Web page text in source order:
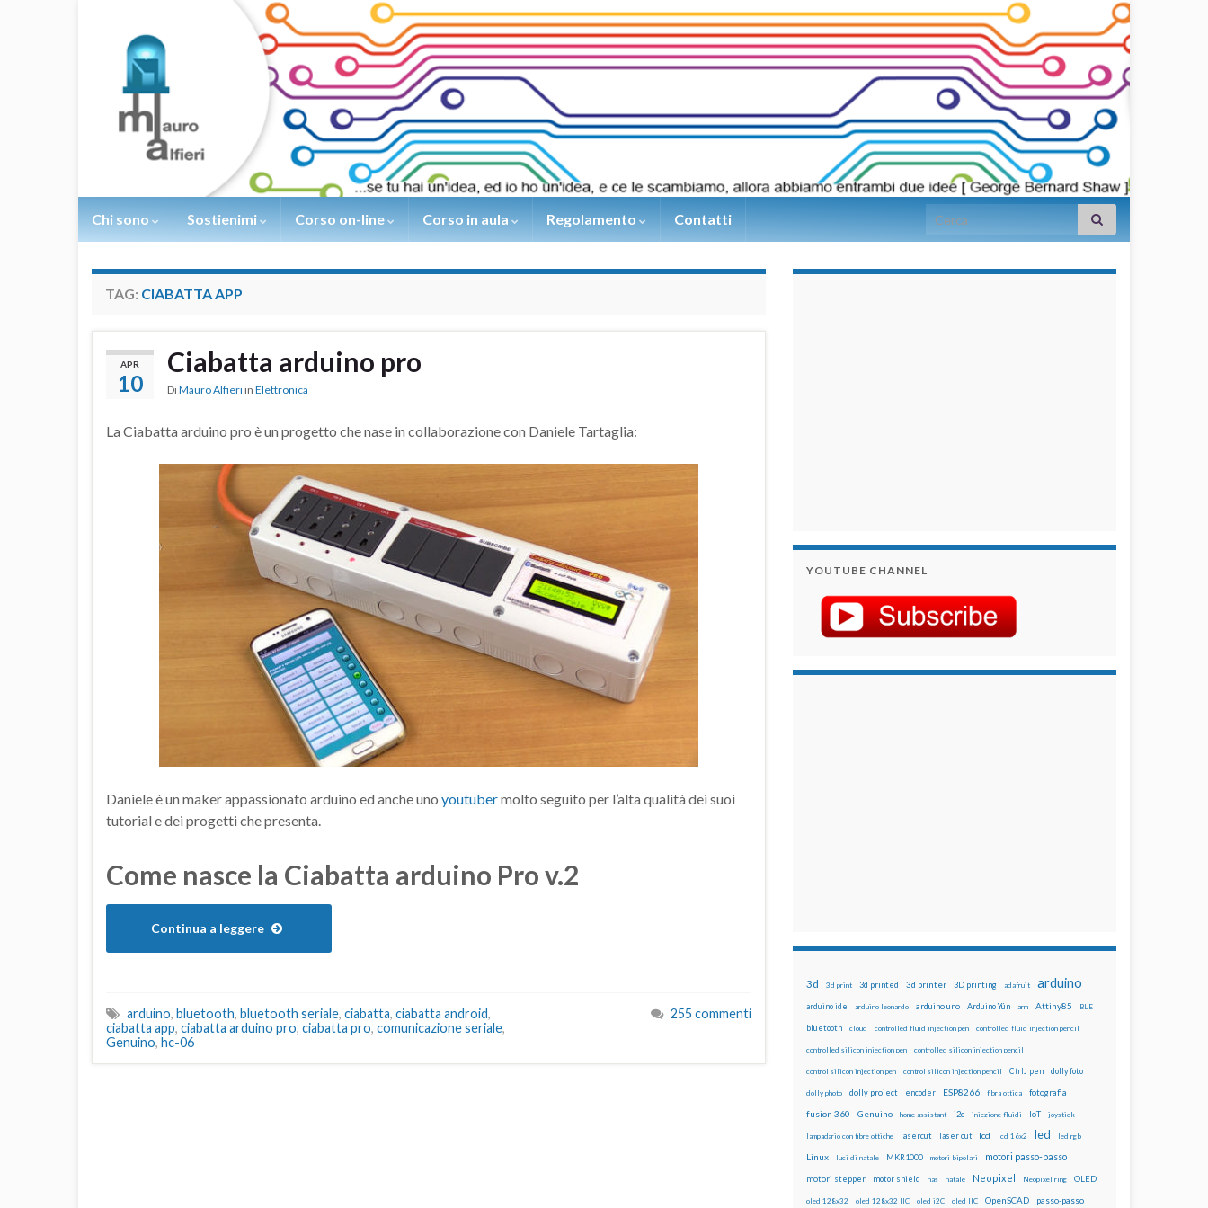
Chi sono Sostienimi Corso on-line Corso in aula Regolamento Contatti Search for:
TAG: CIABATTA APP
APR
10
Ciabatta arduino pro
DiMauro Alfieri in Elettronica
La Ciabatta arduino pro è un progetto che nase in collaborazione con Daniele Tartaglia:
Daniele è un maker appassionato arduino ed anche uno youtubermolto seguito per l’alta qualità dei suoi
tutorial e dei progetti che presenta.
Come nasce la Ciabatta arduino Pro v.2
Continua a leggere
arduino, bluetooth, bluetooth seriale, ciabatta, ciabatta android,
ciabatta app, ciabatta arduino pro, ciabatta pro, comunicazione seriale,
Genuino, hc-06
255 commenti
YOUTUBE CHANNEL
3d 3d print 3d printed 3d printer 3D printing adafruit arduino
arduino ide arduino leonardo arduino uno Arduino Yún arm Attiny85 BLE
bluetooth cloud controlled fluid injection pen controlled fluid injection pencil
controlled silicon injection pen controlled silicon injection pencil
control silicon injection pen control silicon injection pencil CtrlJ pen dolly foto
dolly photo dolly project encoder ESP8266 fibra ottica fotografia
fusion 360 Genuino home assistant i2c iniezione fluidi IoT joystick
lampadario con fibre ottiche lasercut laser cut lcd lcd 16x2 led led rgb
Linux luci di natale MKR1000 motori bipolari motori passo-passo
motori stepper motor shield nas natale Neopixel Neopixel ring OLED
oled 128x32 oled 128x32 IIC oled i2C oled IIC OpenSCAD passo-passo